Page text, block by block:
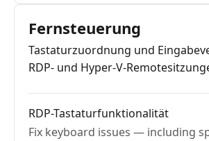
Fernsteuerung
Tastaturzuordnung und
RDP- und Hyper-V-
RDP-Tastaturfunktionalität
Fix keyboard issues — including